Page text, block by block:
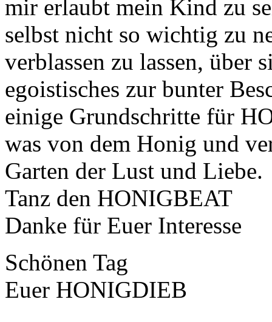
mir erlaubt mein Kind zu
selbst nicht so wichtig zu
verblassen zu lassen, über
egoistisches zur bunter
einige Grundschritte für
was von dem Honig und
Garten der Lust und Liebe.
Tanz den HONIGBEAT
Danke für Euer Interesse
Schönen Tag
Euer HONIGDIEB